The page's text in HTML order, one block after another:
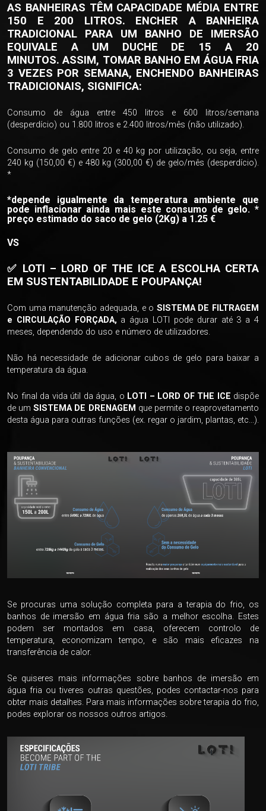
AS BANHEIRAS TÊM CAPACIDADE MÉDIA ENTRE
150 E 200 LITROS. ENCHER A BANHEIRA
TRADICIONAL PARA UM BANHO DE IMERSÃO
EQUIVALE A UM DUCHE DE 15 A 20
MINUTOS. ASSIM, TOMAR BANHO EM ÁGUA FRIA
3 VEZES POR SEMANA, ENCHENDO BANHEIRAS
TRADICIONAIS, SIGNIFICA:
Consumo de água entre 450 litros e 600 litros/semana
(desperdício) ou 1.800 litros e 2.400 litros/mês (não utilizado).
Consumo de gelo entre 20 e 40 kg por utilização, ou seja, entre
240 kg (150,00 €) e 480 kg (300,00 €) de gelo/mês (desperdício).
*
*depende igualmente da temperatura ambiente que
pode inflacionar ainda mais este consumo de gelo. *
preço estimado do saco de gelo (2Kg) a 1.25 €
VS
✅ ️ LOTI – LORD OF THE ICE A ESCOLHA CERTA
EM SUSTENTABILIDADE E POUPANÇA!
Com uma manutenção adequada, e o SISTEMA DE FILTRAGEM
e CIRCULAÇÃO FORÇADA, a água LOTI pode durar até 3 a 4
meses, dependendo do uso e número de utilizadores.
Não há necessidade de adicionar cubos de gelo para baixar a
temperatura da água.
No final da vida útil da água, o LOTI – LORD OF THE ICE dispõe
de umSISTEMA DE DRENAGEM que permite o reaproveitamento
desta água para outras funções (ex. regar o jardim, plantas, etc...).
Se procuras uma solução completa para a terapia do frio, os
banhos de imersão em água fria são a melhor escolha. Estes
podem ser montados em casa, oferecem controlo de
temperatura, economizam tempo, e são mais eficazes na
transferência de calor.
Se quiseres mais informações sobre banhos de imersão em
água fria ou tiveres outras questões, podes contactar-nos para
obter mais detalhes. Para mais informações sobre terapia do frio,
podes explorar os nossos outros artigos.